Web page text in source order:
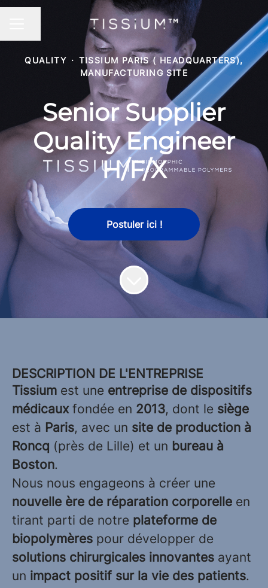
Partager la page
QUALITY · TISSIUM PARIS ( HEADQUARTERS),
MANUFACTURING SITE
Senior Supplier
Quality Engineer
H/F/X
Postuler ici !
DESCRIPTION DE L'ENTREPRISE
Tissium est une entreprise de dispositifs
médicauxfondée en 2013, dont le siège
est à Paris, avec un site de production à
Roncq (près de Lille) et un bureau à
Boston.
Nous nous engageons à créer une
nouvelle ère de réparation corporelle en
tirant parti de notre plateforme de
biopolymères pour développer de
solutions chirurgicales innovantes ayant
un impact positif sur la vie des patients.